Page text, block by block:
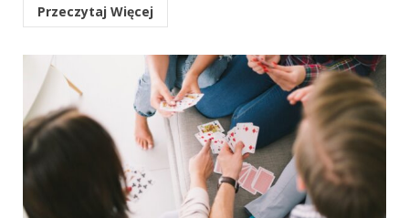
Przeczytaj Więcej